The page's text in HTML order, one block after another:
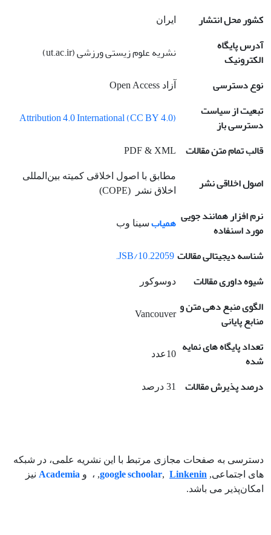
کشور محل انتشار
ایران
آدرس پایگاه
الکترونیک
نشریه علوم زیستی ورزشی (ut.ac.ir)
نوع دسترسی
آزاد Open Access
تبعیت از سیاست
دسترسی باز
Attribution 4.0 International (CC BY 4.0)
قالب تمام متن مقالات
PDF & XML
اصول اخلاقی نشر
مطابق با اصول اخلاقی کمیته بین‌المللی
اخلاق نشر (COPE)
نرم افزار همانند جویی
مورد اسنفاده
همیاب سینا وب
شناسه دیجیتالی مقالات
شیوه داوری مقالات
دوسوکور
الگوی منبع دهی متن و
منابع پایانی
Vancouver
تعداد پایگاه های نمایه
شده
10عدد
درصد پذیرش مقالات 31 درصد
دسترسی به صفحات مجازی مرتبط با این نشریه علمی، در شبکه
های اجتماعی,
google schoolar, Linkenin
, ، و Academia نیز
امکان‌پذیر می باشد.